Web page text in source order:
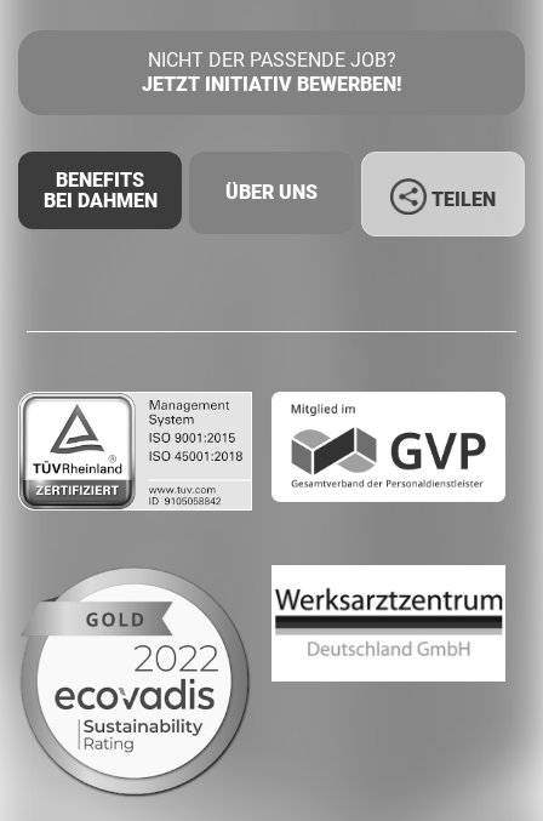
NICHT DER PASSENDE JOB?
JETZT INITIATIV BEWERBEN!
BENEFITS
BEI DAHMEN
ÜBER UNS
Whatsapp
TEILEN